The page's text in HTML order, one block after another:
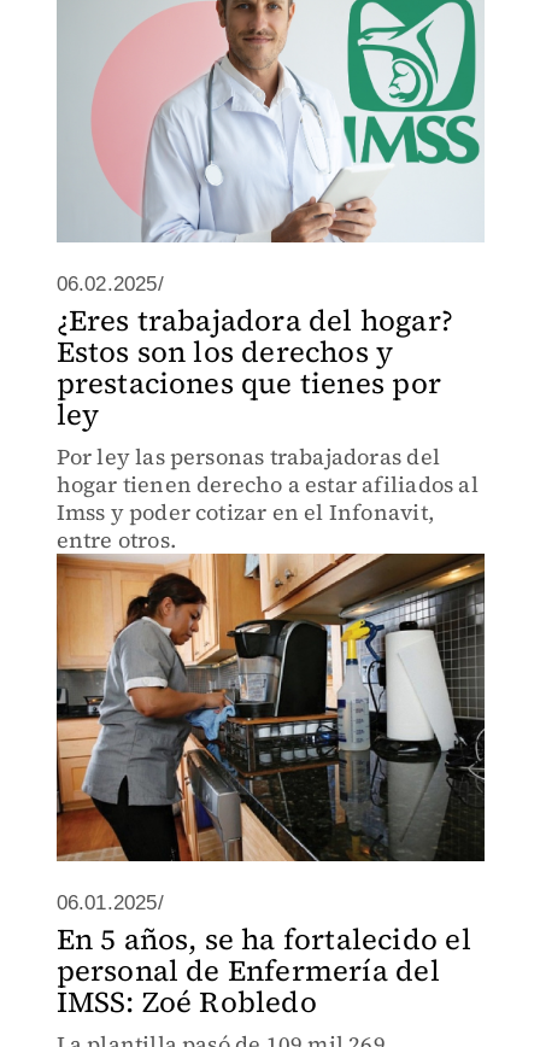
06.02.2025/
¿Eres trabajadora del hogar?
Estos son los derechos y
prestaciones que tienes por
ley
Por ley las personas trabajadoras del
hogar tienen derecho a estar afiliados al
Imss y poder cotizar en el Infonavit,
entre otros.
06.01.2025/
En 5 años, se ha fortalecido el
personal de Enfermería del
IMSS: Zoé Robledo